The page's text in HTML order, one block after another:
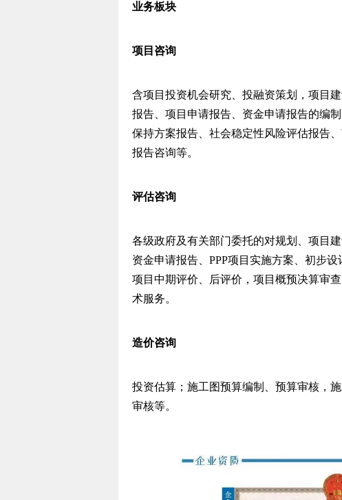
业务板块
项目咨询
含项目投资机会研究、投融资策划，项目
报告、项目申请报告、资金申请报告的编
保持方案报告、社会稳定性风险评估报告
报告咨询等。
评估咨询
各级政府及有关部门委托的对规划、项目
资金申请报告、PPP项目实施方案、初步
项目中期评价、后评价，项目概预决算审
术服务。
造价咨询
投资估算；施工图预算编制、预算审核，
审核等。